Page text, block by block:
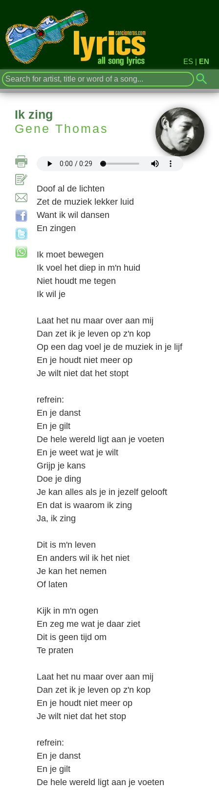
ES | EN
Ik zing
Gene Thomas
Doof al de lichten
Zet de muziek lekker luid
Want ik wil dansen
En zingen
Ik moet bewegen
Ik voel het diep in m'n huid
Niet houdt me tegen
Ik wil je
Laat het nu maar over aan mij
Dan zet ik je leven op z'n kop
Op een dag voel je de muziek in je lijf
En je houdt niet meer op
Je wilt niet dat het stopt
refrein:
En je danst
En je gilt
De hele wereld ligt aan je voeten
En je weet wat je wilt
Grijp je kans
Doe je ding
Je kan alles als je in jezelf gelooft
En dat is waarom ik zing
Ja, ik zing
Dit is m'n leven
En anders wil ik het niet
Je kan het nemen
Of laten
Kijk in m'n ogen
En zeg me wat je daar ziet
Dit is geen tijd om
Te praten
Laat het nu maar over aan mij
Dan zet ik je leven op z'n kop
En je houdt niet meer op
Je wilt niet dat het stop
refrein:
En je danst
En je gilt
De hele wereld ligt aan je voeten